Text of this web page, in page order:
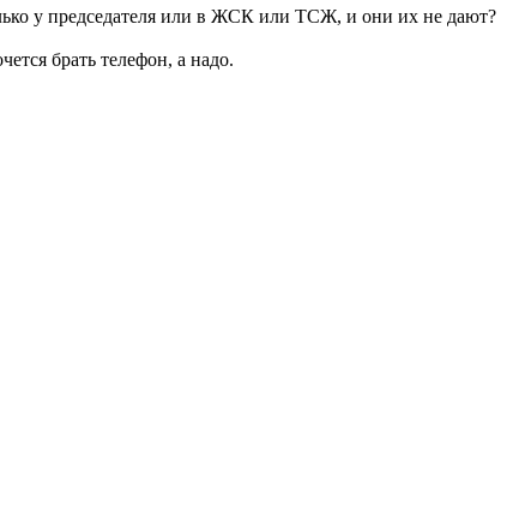
у председателя или в ЖСК или ТСЖ, и они их не дают?
брать телефон, а надо.